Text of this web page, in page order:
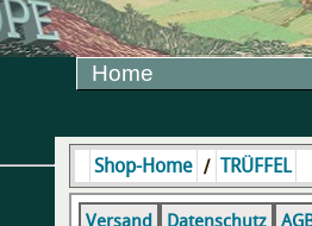
Home
Shop-Home / TRÜFFEL
Versand Datenschutz